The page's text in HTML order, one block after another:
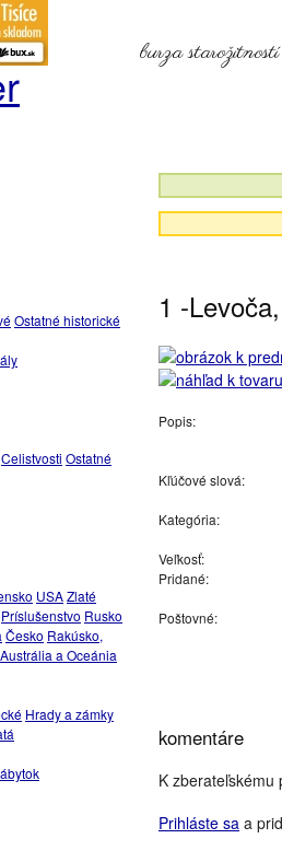
burza
Ostatné historické
Celistvosti Ostatné
USAZlaté
Príslušenstvo Rusko
Česko Rakúsko,
Austrália a Oceánia
Hrady a zámky
1 -
Popis:
Kľúčové slová:
Kategória:
Veľkosť:
Pridané:
Poštovné:
komentáre
K zberateľskému
Prihláste sa a